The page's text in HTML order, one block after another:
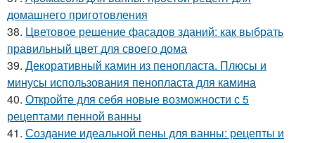
домашнего приготовления
38. Цветовое решение фасадов зданий: как выбрать
правильный цвет для своего дома
39. Декоративный камин из пенопласта. Плюсы и
минусы использования пенопласта для камина
40. Откройте для себя новые возможности с 5
рецептами пенной ванны
41. Создание идеальной пены для ванны: рецепты и